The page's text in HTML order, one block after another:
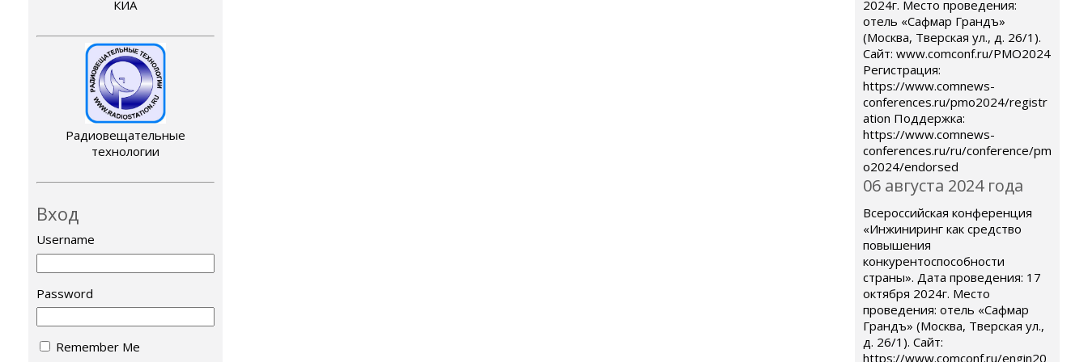
КИА
Радиовещательные
технологии
Вход
Username
Password
Remember Me
2024г. Место проведения:
отель «Сафмар Грандъ»
(Москва, Тверская ул., д. 26/1).
Сайт: www.comconf.ru/PMO2024
Регистрация:
https://www.comnews-
conferences.ru/pmo2024/registr
ation Поддержка:
https://www.comnews-
conferences.ru/ru/conference/pm
o2024/endorsed
06 августа 2024 года
Всероссийская конференция
«Инжиниринг как средство
повышения
конкурентоспособности
страны». Дата проведения: 17
октября 2024г. Место
проведения: отель «Сафмар
Грандъ» (Москва, Тверская ул.,
д. 26/1). Сайт:
https://www.comconf.ru/engin20